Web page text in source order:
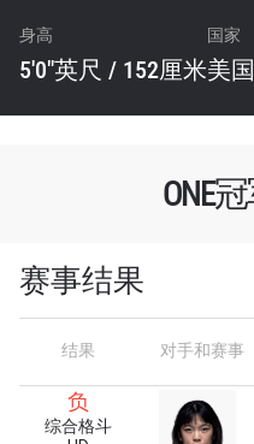
身高
5'0"英尺 / 152厘米
国家
美国
ONE
赛事结果
结果 对手和赛事
负
综合格斗